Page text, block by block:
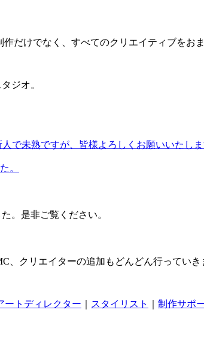
だけでなく、すべてのクリエイティブをおま
ジオ。
で未熟ですが、皆様よろしくお願いいたしま
。
。是非ご覧ください。
、クリエイターの追加もどんどん行ってい
ートディレクター スタイリスト 制作サポ